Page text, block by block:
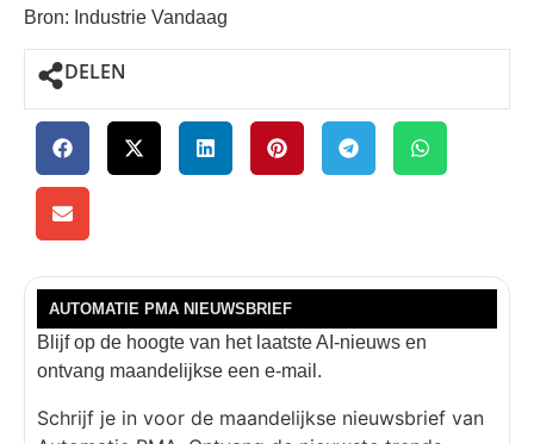
Bron: Industrie Vandaag
DELEN
AUTOMATIE PMA NIEUWSBRIEF
Blijf op de hoogte van het laatste AI-nieuws en
ontvang maandelijkse een e-mail.
Schrijf je in voor de maandelijkse nieuwsbrief van